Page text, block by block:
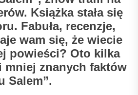
Książka stała się
Fabuła, recenzje,
wam się, że wiecie
powieści? Oto kilka
mniej znanych faktów
Salem”.